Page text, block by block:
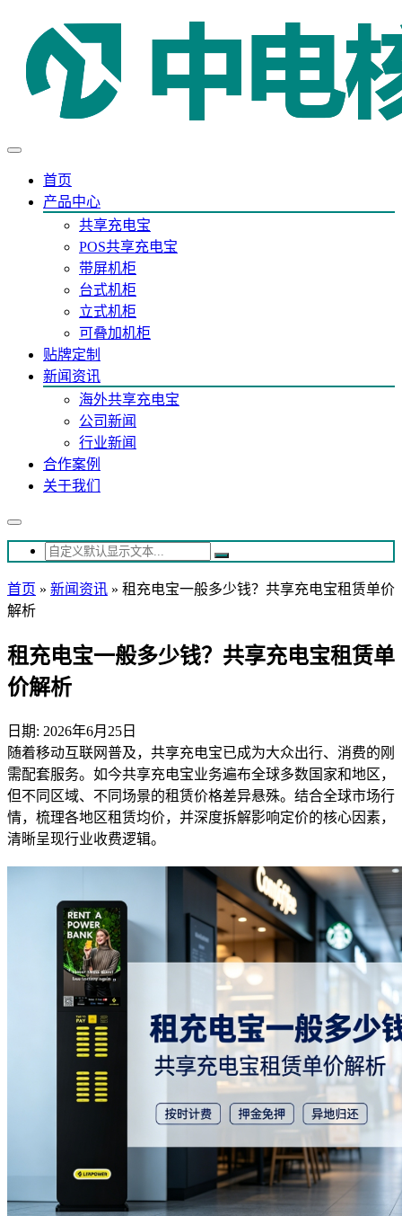
首页
产品中心
共享充电宝
POS共享充电宝
带屏机柜
台式机柜
立式机柜
可叠加机柜
贴牌定制
新闻资讯
海外共享充电宝
公司新闻
行业新闻
合作案例
关于我们
首页 » 新闻资讯 » 租充电宝一般多少钱？共享充电宝租赁单价
解析
租充电宝一般多少钱？共享充电宝租赁单
价解析
日期: 2026年6月25日
随着移动互联网普及，共享充电宝已成为大众出行、消费的刚
需配套服务。如今共享充电宝业务遍布全球多数国家和地区，
但不同区域、不同场景的租赁价格差异悬殊。结合全球市场行
情，梳理各地区租赁均价，并深度拆解影响定价的核心因素，
清晰呈现行业收费逻辑。